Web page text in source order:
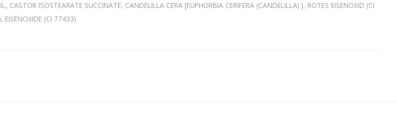
ISOSTEARATE SUCCINATE, CANDELILLA CERA [EUPHORBIA CERIFERA (CANDELILLA) ), ROTES EISENOXID (CI
EISENOXIDE (CI 77433)